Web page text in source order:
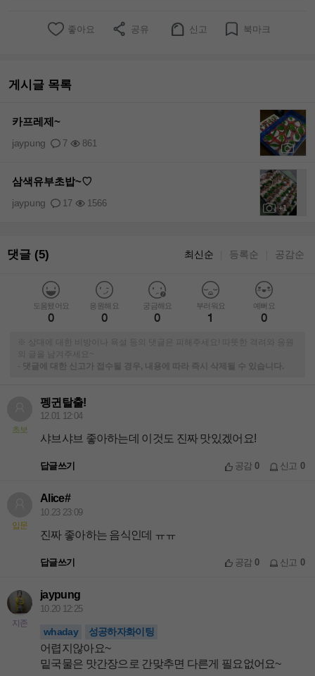
좋아요 공유 신고 북마크
게시글 목록
카프레제~
7 861
jaypung
+1
삼색유부초밥~♡
17 1566
jaypung
댓글 (5) 최신순 등록순 공감순
도움됐어요
0
응원해요
0
궁금해요
0
부러워요
1
예뻐요
0
※ 상대에 대한 비방이나 욕설 등의 댓글은 피해주세요! 따뜻한 격려와 응원
의 글을 남겨주세요~
-
댓글에 대한 신고가 접수될 경우, 내용에 따라 즉시 삭제될 수 있습니다.
초보
펭귄탈출!
12.01 12:04
샤브샤브 좋아하는데 이것도 진짜 맛있겠어요!
답글쓰기 공감0 신고 0
입문
Alice#
10.23 23:09
진짜 좋아하는 음식인데 ㅠㅠ
답글쓰기 공감0 신고 0
지존
jaypung
10.20 12:25
whaday 성공하자화이팅
어렵지않아요~
밑국물은 맛간장으로 간맞추면 다른게 필요없어요~